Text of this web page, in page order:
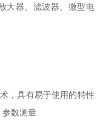
大器、滤波器、微型电
，具有易于使用的特性
参数测量